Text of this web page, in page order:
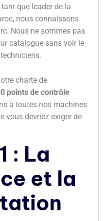
que leader de la
nous connaissons
Nous ne sommes pas
catalogue sans voir le
charte de
points de contrôle
à toutes nos machines
vous devriez exiger de
: La
et la